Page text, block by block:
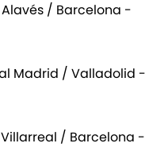
Alavés / Barcelona -
Madrid / Valladolid -
Villarreal / Barcelona -